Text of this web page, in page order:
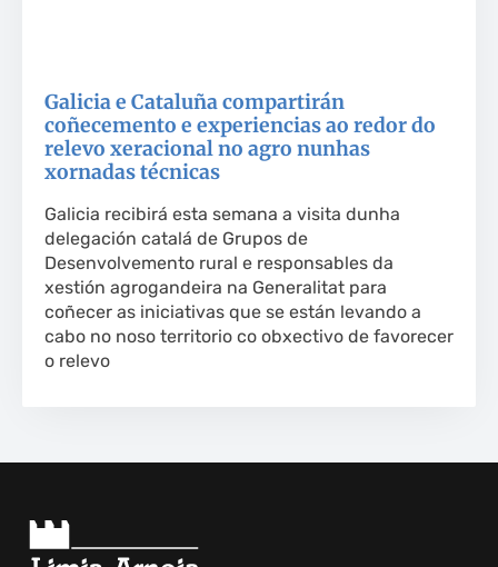
Galicia e Cataluña compartirán
coñecemento e experiencias ao redor do
relevo xeracional no agro nunhas
xornadas técnicas
Galicia recibirá esta semana a visita dunha
delegación catalá de Grupos de
Desenvolvemento rural e responsables da
xestión agrogandeira na Generalitat para
coñecer as iniciativas que se están levando a
cabo no noso territorio co obxectivo de favorecer
o relevo